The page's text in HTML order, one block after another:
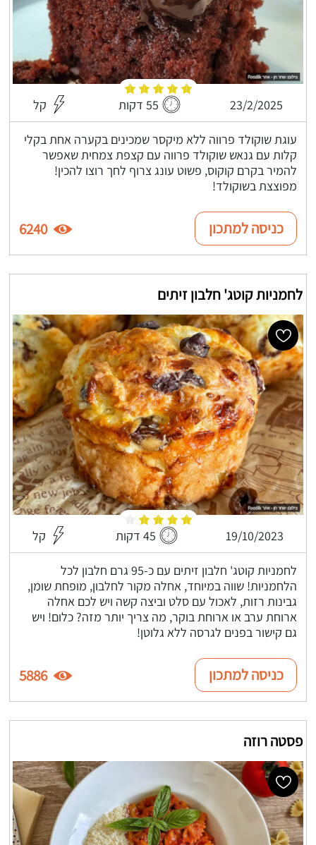
23/2/2025 55 דקות קל
עוגת שוקולד פרווה ללא מיקסר שמכינים בקערה אחת בקלי
קלות עם גנאש שוקולד פרווה עם קצפת צמחית שאפשר
להמיר בקרם קוקוס, פשוט עונג צרוף לחך רוצו להכין!
מפוצצת בשוקולד!
כניסה למתכון 6240
לחמניות קוטג' חלבון זיתים
19/10/2023 45 דקות קל
לחמניות קוטג' חלבון זיתים עם כ-95 גרם חלבון לכל
הלחמניות! שווה במיוחד, אחלה מקור לחלבון, מופחת שומן,
גבינות רזות, לאכול עם סלט וביצה קשה ויש לכם אחלה
ארוחת ערב או ארוחת בוקר, מה צריך יותר מזה? כלום! ויש
גם קישור בפנים לגרסה ללא גלוטן!
כניסה למתכון 5886
פסטה רוזה